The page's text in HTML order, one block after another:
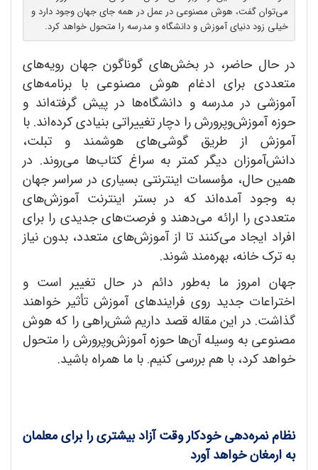
می‌توان گفت، هوش مصنوعی در عمل در همه جای جهان وجود دارد و
خیلی زود دنیای آموزش و دانشگاه و مدرسه را متحول خواهد کرد.
در حال حاضر، در بخش‌های گوناگون جهان رویه‌های
متعددی برای ادغام هوش مصنوعی با برنامه‌های
آموزشی در مدرسه و دانشگاه‌ها در پیش گرفته‌اند و
حوزه آموزش‌وپرورش را دچار تغییراتی بنیادی کرده‌اند. با
آموزش از طریق گوشی‌های هوشمند و تبلت،
دانش‌آموزان دیگر کمتر به سراغ کتاب‌ها می‌روند. در
همین حال، مؤسسات اینترنتی بسیاری در سراسر جهان
به وجود آمده‌اند که در بستر اینترنت آموزش‌های
متعددی را ارائه می‌دهند و فرصت‌های جدیدی را برای
افراد ایجاد می‌کنند تا از آموزش‌های متعدد، بدون نیاز
به ترک خانه، بهره‌مند شوند.
جهان امروز ما به‌طور دائم در حال تغییر است و
اختراعات جدید روی فرایندهای آموزش تأثیر خواهند
گذاشت. در این مقاله قصد داریم شش‌راهی را که هوش
مصنوعی به وسیله آن‌ها حوزه آموزش‌وپرورش را متحول
خواهد کرد، با هم بررسی کنیم. با ما همراه باشید.
نظام نمره‌دهی خودکار وقت آزاد بیشتری را برای معلمان
به ارمغان خواهد آورد